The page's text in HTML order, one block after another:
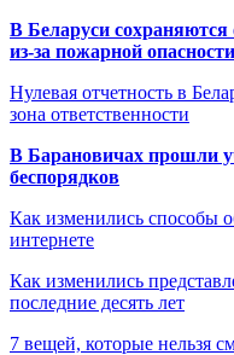
В Беларуси сохраняются
из-за пожарной опасности
Нулевая отчетность в
зона ответственности
В Барановичах прошли
беспорядков
Как изменились способы
интернете
Как изменились
последние десять лет
7 вещей, которые нельзя